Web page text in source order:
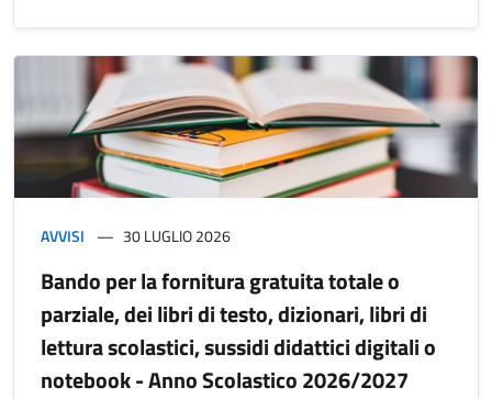
AVVISI 30 LUGLIO 2026
Bando per la fornitura gratuita totale o
parziale, dei libri di testo, dizionari, libri di
lettura scolastici, sussidi didattici digitali o
notebook - Anno Scolastico 2026/2027